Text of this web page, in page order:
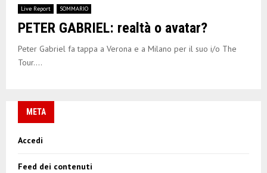
Live Report SOMMARIO
PETER GABRIEL: realtà o avatar?
Peter Gabriel fa tappa a Verona e a Milano per il suo i/o The
Tour....
META
Accedi
Feed dei contenuti